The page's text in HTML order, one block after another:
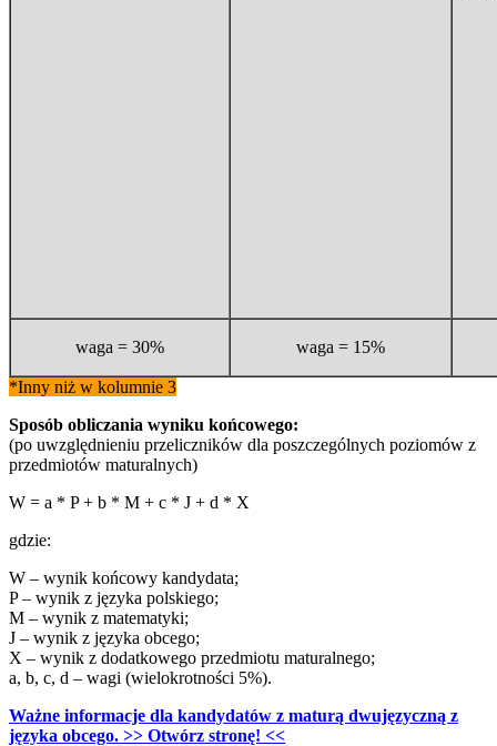
waga = 30% waga = 15%
*Inny niż w kolumnie 3
Sposób obliczania wyniku końcowego:
(po uwzględnieniu przeliczników dla poszczególnych poziomów z
przedmiotów maturalnych)
W = a * P + b * M + c * J + d * X
gdzie:
W – wynik końcowy kandydata;
P – wynik z języka polskiego;
M – wynik z matematyki;
J – wynik z języka obcego;
X – wynik z dodatkowego przedmiotu maturalnego;
a, b, c, d – wagi (wielokrotności 5%).
Ważne informacje dla kandydatów z maturą dwujęzyczną z
języka obcego. >> Otwórz stronę! <<